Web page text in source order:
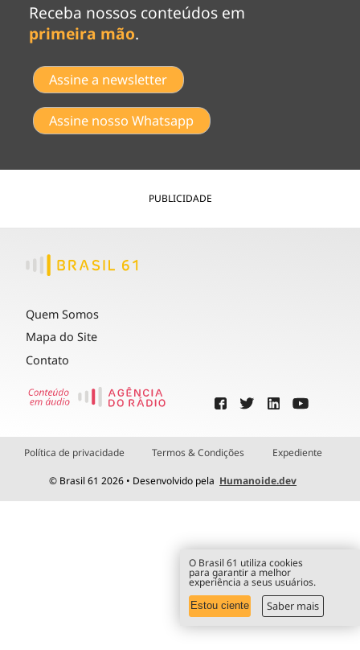
Receba nossos conteúdos em
primeira mão.
Assine a newsletter
Assine nosso Whatsapp
PUBLICIDADE
Quem Somos
Mapa do Site
Contato
Política de privacidade Termos & Condições Expediente
© Brasil 61 2026 • Desenvolvido pela Humanoide.dev
O Brasil 61 utiliza cookies
para garantir a melhor
experiência a seus usuários.
Estou ciente Saber mais